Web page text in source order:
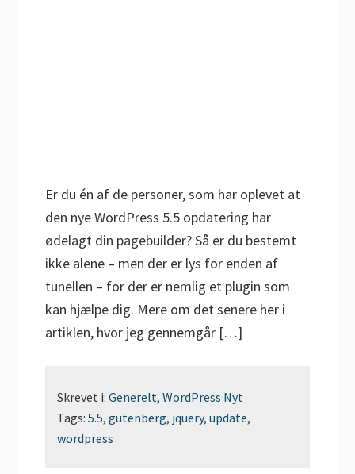
Er du én af de personer, som har oplevet at
den nye WordPress 5.5 opdatering har
ødelagt din pagebuilder? Så er du bestemt
ikke alene – men der er lys for enden af
tunellen – for der er nemlig et plugin som
kan hjælpe dig. Mere om det senere her i
artiklen, hvor jeg gennemgår […]
Skrevet i:Generelt,WordPress Nyt
Tags:5.5,gutenberg, jquery,update,
wordpress